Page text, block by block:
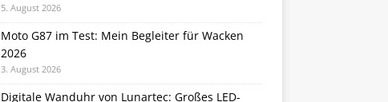
5. August 2026
Moto G87 im Test: Mein Begleiter für Wacken
2026
3. August 2026
Digitale Wanduhr von Lunartec: Großes LED-